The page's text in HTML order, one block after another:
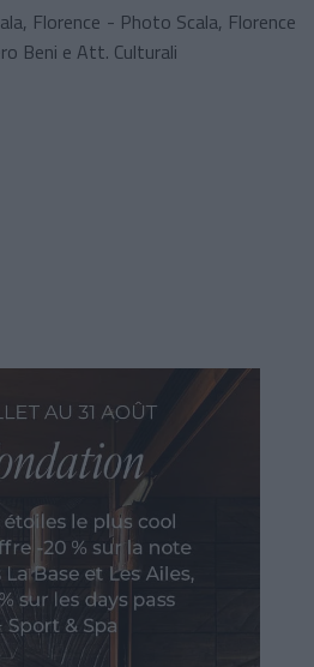
Florence - Photo Scala, Florence
Beni e Att. Culturali